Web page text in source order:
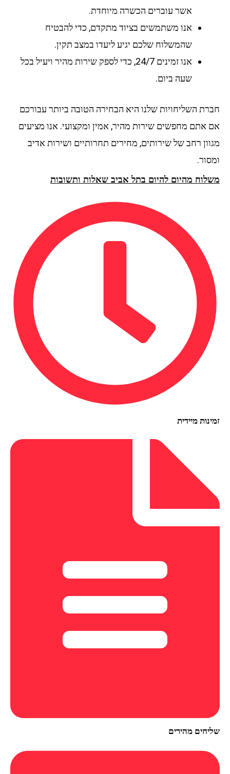
אשר עוברים הכשרה מיוחדת.
אנו משתמשים בציוד מתקדם, כדי להבטיח
שהמשלוח שלכם יגיע ליעדו במצב תקין.
אנו זמינים 24/7, כדי לספק שירות מהיר ויעיל בכל
שעה ביום.
חברת השליחויות שלנו היא הבחירה הטובה ביותר עבורכם
אם אתם מחפשים שירות מהיר, אמין ומקצועי. אנו מציעים
מגוון רחב של שירותים, מחירים תחרותיים ושירות אדיב
ומסור.
משלוח מהיום להיום בתל אביב שאלות ותשובות
זמינות מיידית
שליחים מהירים